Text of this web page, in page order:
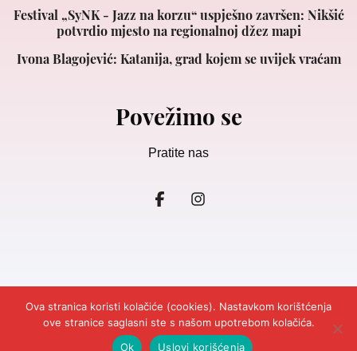
Festival „SyNK - Jazz na korzu“ uspješno završen: Nikšić
potvrdio mjesto na regionalnoj džez mapi
Ivona Blagojević: Katanija, grad kojem se uvijek vraćam
Povežimo se
Pratite nas
© 2026Ljepota&Zdravlje Crna Gora.Design and DevelopmentCubes.
Marketing Kontakt Odricanje odgovornosti
Ova stranica koristi kolačiće (cookies). Nastavkom korištćenja
ove stranice saglasni ste s našom upotrebom kolačića.
Ok
Uslovi korišćenja